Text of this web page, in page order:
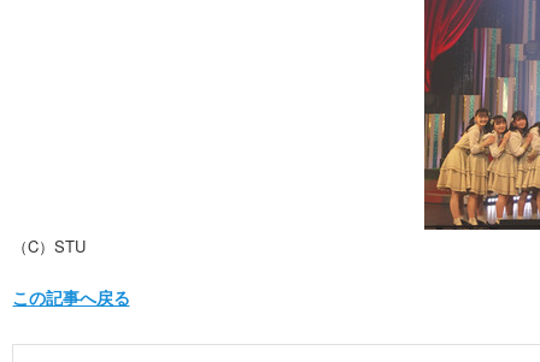
（C）STU
この記事へ戻る